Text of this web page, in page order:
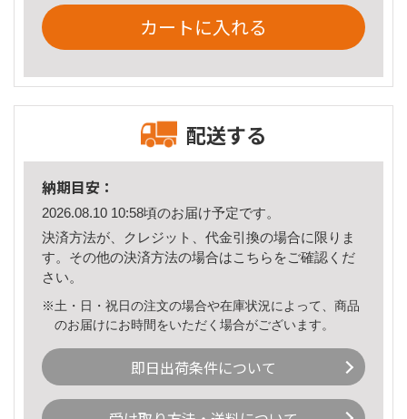
カートに入れる
配送する
納期目安：
2026.08.10 10:58頃のお届け予定です。
決済方法が、クレジット、代金引換の場合に限りま
す。その他の決済方法の場合はこちら をご確認くだ
さい。
※土・日・祝日の注文の場合や在庫状況によって、商品
のお届けにお時間をいただく場合がございます。
即日出荷条件について